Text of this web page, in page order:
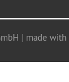
| made